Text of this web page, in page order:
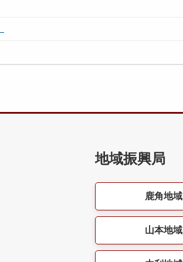
地域振興局
鹿角地域
山本地域